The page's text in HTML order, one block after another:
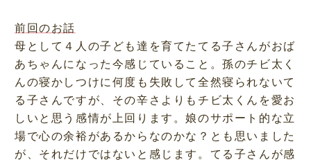
前回のお話
母として４人の子ども達を育てたてる子さんがおば
あちゃんになった今感じていること。孫のチビ太く
んの寝かしつけに何度も失敗して全然寝られないて
る子さんですが、その辛さよりもチビ太くんを愛お
しいと思う感情が上回ります。娘のサポート的な立
場で心の余裕があるからなのかな？とも思いました
が、それだけではないと感じます。てる子さんが感